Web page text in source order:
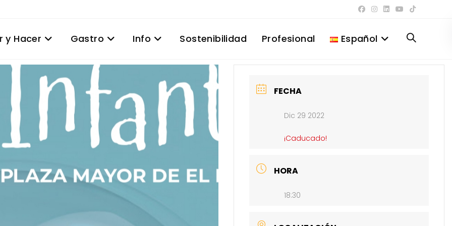
y Hacer Gastro Info Sostenibilidad Profesional Español Alternar
FECHA
Dic 29 2022
¡Caducado!
HORA
18:30